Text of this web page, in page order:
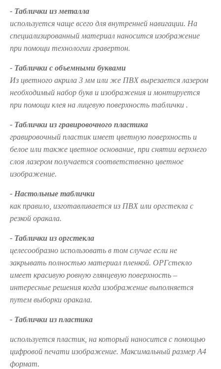
- Таблички из металла
используется чаще всего для внутренней навигации. На
специализированный материал наносится изображение
при помощи технологии гравертон.
- Таблички с объемными буквами
Из цветного акрила 3 мм или же ПВХ вырезается лазером
необходимый набор букв и изображения и монтируется
при помощи клея на лицевую поверхность таблички .
- Таблички из гравировочного пластика
гравировочный пластик имеет цветную поверхность и
белое или также цветное основание, при снятии верхнего
слоя лазером получается соответственно цветное
изображение.
- Настольные таблички
как правило, изготавливается из ПВХ или оргстекла с
резкой оракала.
- Таблички из оргстекла
целесообразно использовать в том случае если не
закрывать полностью материал пленкой. ОРГстекло
имеет красивую ровную глянцевую поверхность –
интересные решения когда изображение выполняется
путем выборки оракала.
- Таблички из пластика
используется пластик, на который наносится с помощью
цифровой печати изображение. Максимальный размер А4
формат.